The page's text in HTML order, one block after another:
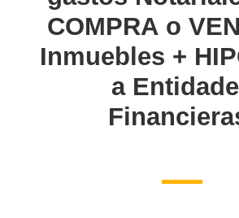
COMPRA o
Inmuebles +
a